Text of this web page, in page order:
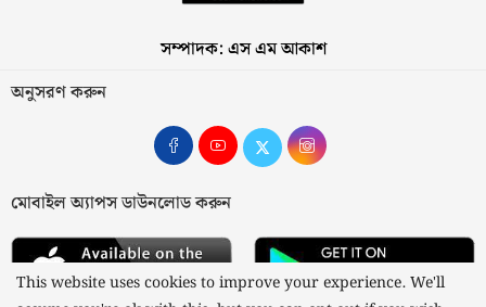
সম্পাদক: এস এম আকাশ
অনুসরণ করুন
মোবাইল অ্যাপস ডাউনলোড করুন
This website uses cookies to improve your experience. We'll